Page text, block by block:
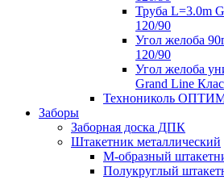
Труба L=3.0m
120/90
Угол желоба
120/90
Угол желоба
Grand Line
Технониколь
Заборы
Заборная доска ДПК
Штакетник металлический
М-образный
Полукруглый